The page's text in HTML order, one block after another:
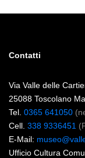
Contatti
Via Valle delle
25088 Toscolano
Tel. 0365 641050
Cell. 338 9336451
E-Mail:
Ufficio Cultura